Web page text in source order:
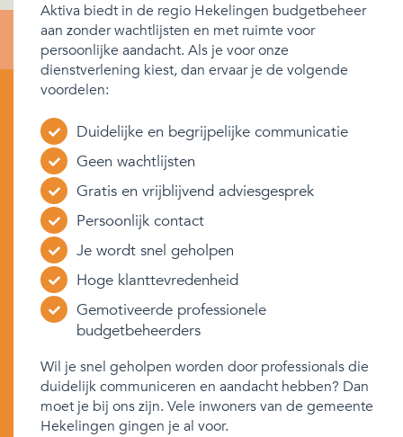
Aktiva biedt in de regio Hekelingen budgetbeheer
aan zonder wachtlijsten en met ruimte voor
persoonlijke aandacht. Als je voor onze
dienstverlening kiest, dan ervaar je de volgende
voordelen:
Duidelijke en begrijpelijke communicatie
Geen wachtlijsten
Gratis en vrijblijvend adviesgesprek
Persoonlijk contact
Je wordt snel geholpen
Hoge klanttevredenheid
Gemotiveerde professionele
budgetbeheerders
Wil je snel geholpen worden door professionals die
duidelijk communiceren en aandacht hebben? Dan
moet je bij ons zijn. Vele inwoners van de gemeente
Hekelingen gingen je al voor.